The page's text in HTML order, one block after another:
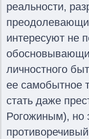
реальности,
интересуют не
личностного
ее самобытное
стать даже
Рогожиным), но